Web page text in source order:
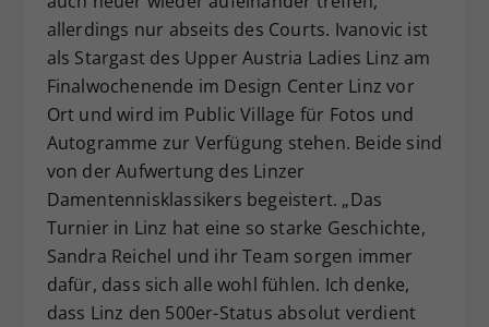
allerdings nur abseits des Courts. Ivanovic ist
als Stargast des Upper Austria Ladies Linz am
Finalwochenende im Design Center Linz vor
Ort und wird im Public Village für Fotos und
Autogramme zur Verfügung stehen. Beide sind
von der Aufwertung des Linzer
Damentennisklassikers begeistert. „Das
Turnier in Linz hat eine so starke Geschichte,
Sandra Reichel und ihr Team sorgen immer
dafür, dass sich alle wohl fühlen. Ich denke,
dass Linz den 500er-Status absolut verdient